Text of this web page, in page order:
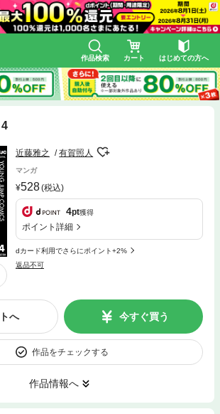
作品検索 カート はじめての方へ
近藤雅之 有賀照人
マンガ
528(税込)
4pt獲得
ポイント詳細
dカード利用でさらにポイント+2%
返品不可
へ 今すぐ買う
作品をチェックする
作品情報へ